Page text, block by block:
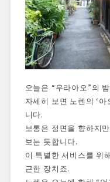
오늘은 “우라아오”의
자세히 보면 노렌의 ‘
니다.
보통은 정면을 향하지
보는 듯합니다.
이 특별한 서비스를 위
근한 장치죠.